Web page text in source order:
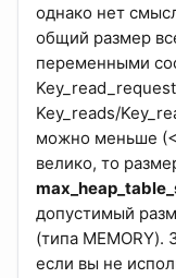
однако нет
общий размер
переменными
Key_reads/
можно меньше (<
велико, то
допустимый
(типа
если вы не